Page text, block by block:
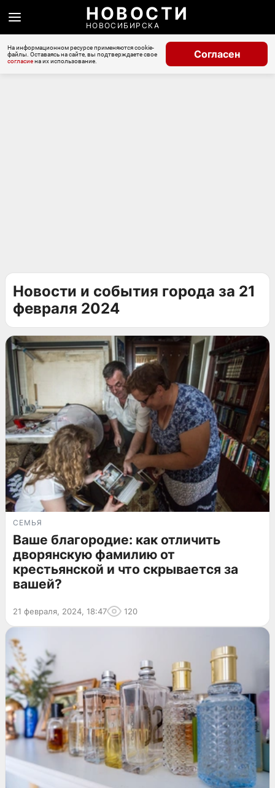
НОВОСТИ
НОВОСИБИРСКА
На информационном ресурсе применяются cookie-
файлы. Оставаясь на сайте, вы подтверждаете свое
согласиена их использование.
Согласен
Новости и события города за 21
февраля 2024
СЕМЬЯ
Ваше благородие: как отличить
дворянскую фамилию от
крестьянской и что скрывается за
вашей?
21 февраля, 2024, 18:47 120